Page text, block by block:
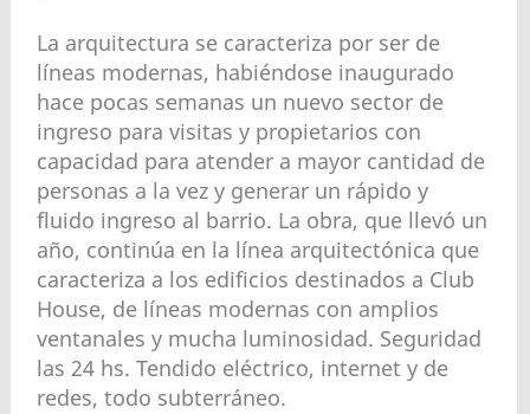
La arquitectura se caracteriza por ser de
líneas modernas, habiéndose inaugurado
hace pocas semanas un nuevo sector de
ingreso para visitas y propietarios con
capacidad para atender a mayor cantidad de
personas a la vez y generar un rápido y
fluido ingreso al barrio. La obra, que llevó un
año, continúa en la línea arquitectónica que
caracteriza a los edificios destinados a Club
House, de líneas modernas con amplios
ventanales y mucha luminosidad. Seguridad
las 24 hs. Tendido eléctrico, internet y de
redes, todo subterráneo.